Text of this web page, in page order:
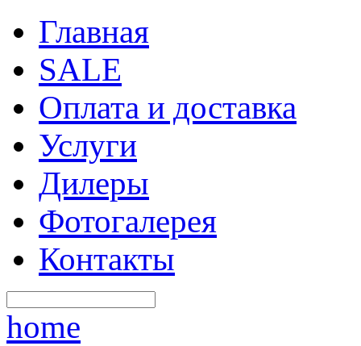
Главная
SALE
Оплата и доставка
Услуги
Дилеры
Фотогалерея
Контакты
home